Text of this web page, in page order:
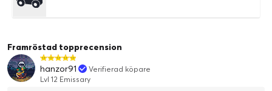
Framröstad topprecension
hanzor91
Verifierad köpare
Lvl 12 Emissary